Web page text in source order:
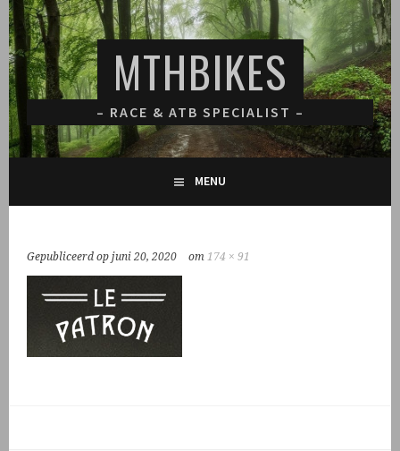
Spring
naar
inhoud
MTHBIKES
– RACE & ATB SPECIALIST –
MENU
Gepubliceerd opjuni 20, 2020 om174 × 91